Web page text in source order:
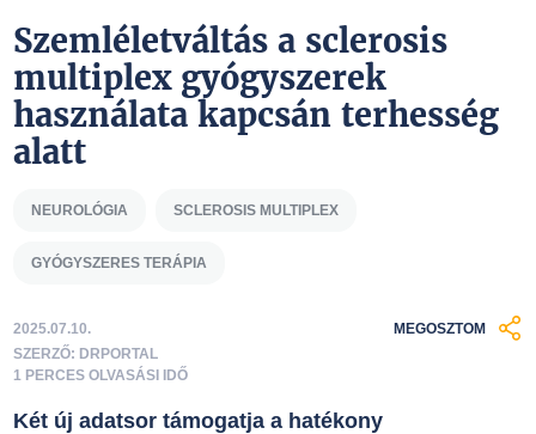
Szemléletváltás a sclerosis
multiplex gyógyszerek
használata kapcsán terhesség
alatt
NEUROLÓGIA SCLEROSIS MULTIPLEX
GYÓGYSZERES TERÁPIA
2025.07.10.
SZERZŐ: DRPORTAL
1 PERCES OLVASÁSI IDŐ
MEGOSZTOM
Két új adatsor támogatja a hatékony